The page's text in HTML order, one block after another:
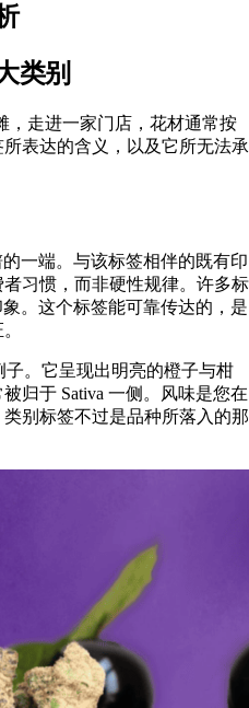
类别
，走进一家门店，花材通常按
表达的含义，以及它所无法承
一端。与该标签相伴的既有印
习惯，而非硬性规律。许多标
。这个标签能可靠传达的，是
子。它呈现出明亮的橙子与柑
归于 Sativa 一侧。风味是您在
别标签不过是品种所落入的那